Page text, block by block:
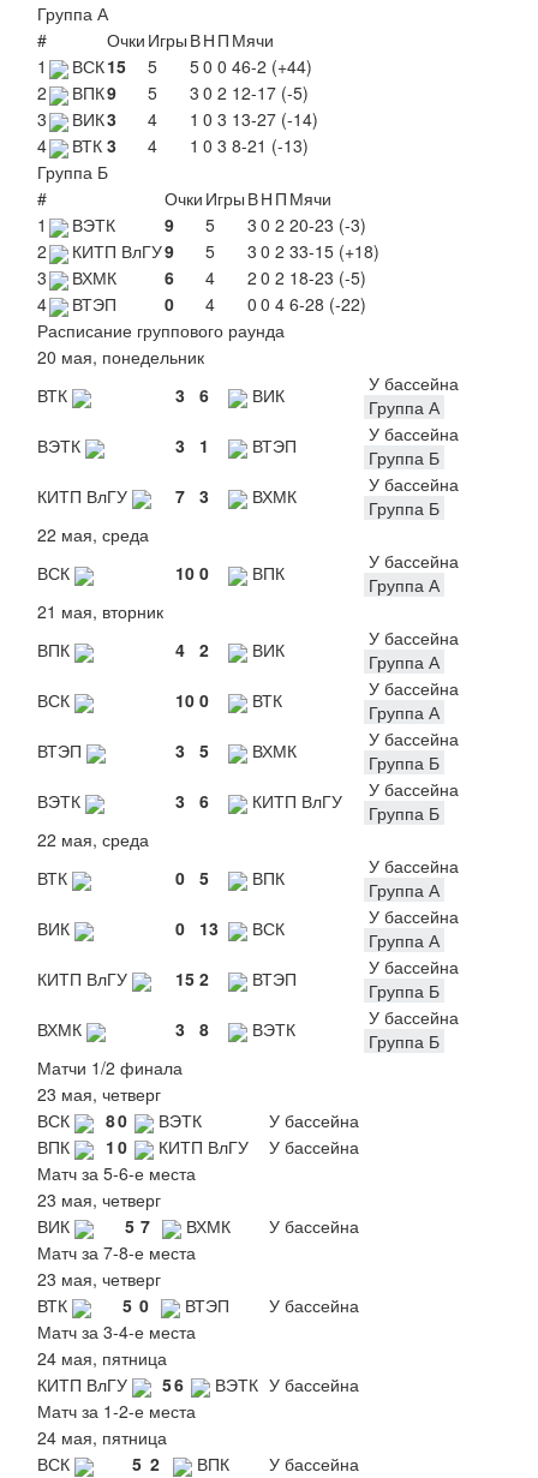
Группа А
#
Очки Игры ВН П Мячи
1
ВСК15 5 50 0 46-2 (+44)
2
ВПК9 5 3 0 2 12-17 (-5)
3
ВИК3 4 1 0 3 13-27 (-14)
4
ВТК 3 4 1 0 3 8-21 (-13)
Группа Б
#
Очки Игры ВН П Мячи
1
ВЭТК 9 5 3 0 2 20-23 (-3)
2
КИТП ВлГУ9 5 3 0 2 33-15 (+18)
3
ВХМК 6 4 2 0 2 18-23 (-5)
4
ВТЭП 0 4 0 0 4 6-28 (-22)
Расписание группового раунда
20 мая, понедельник
ВТК
3 6 ВИК
У бассейна
Группа А
ВЭТК
3 1 ВТЭП
У бассейна
Группа Б
КИТП ВлГУ
7 3 ВХМК
У бассейна
Группа Б
22 мая, среда
ВСК
10 0 ВПК
У бассейна
Группа А
21 мая, вторник
ВПК
4 2 ВИК
У бассейна
Группа А
ВСК
10 0 ВТК
У бассейна
Группа А
ВТЭП
3 5 ВХМК
У бассейна
Группа Б
ВЭТК
3 6 КИТП ВлГУ
У бассейна
Группа Б
22 мая, среда
ВТК
0 5 ВПК
У бассейна
Группа А
ВИК
0 13 ВСК
У бассейна
Группа А
КИТП ВлГУ
15 2 ВТЭП
У бассейна
Группа Б
ВХМК
3 8 ВЭТК
У бассейна
Группа Б
Матчи 1/2 финала
23 мая, четверг
ВСК
80 ВЭТК
У бассейна
ВПК
1 0 КИТП ВлГУ
У бассейна
Матч за 5-6-е места
23 мая, четверг
ВИК
5 7 ВХМК
У бассейна
Матч за 7-8-е места
23 мая, четверг
ВТК
5 0 ВТЭП
У бассейна
Матч за 3-4-е места
24 мая, пятница
КИТП ВлГУ
56 ВЭТК У бассейна
Матч за 1-2-е места
24 мая, пятница
ВСК
5 2 ВПК У бассейна